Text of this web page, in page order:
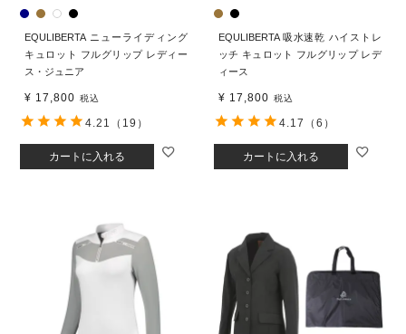
EQULIBERTA ニューライディング
キュロット フルグリップ レディー
ス・ジュニア
¥ 17,800 税込
カートに入れる
4.21 （19）
EQULIBERTA 吸水速乾 ハイストレ
ッチ キュロット フルグリップ レデ
ィース
¥ 17,800 税込
カートに入れる
4.17 （6）